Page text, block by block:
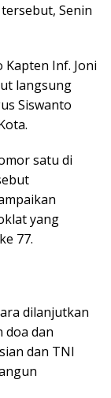
Senin
Inf. Joni
langsung
Siswanto
satu di
yang
77.
dilanjutkan
doa dan
dan TNI